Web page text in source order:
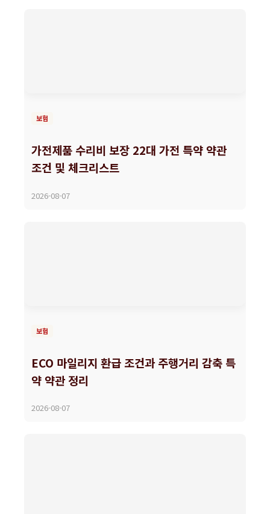
보험
가전제품 수리비 보장 22대 가전 특약 약관
조건 및 체크리스트
2026-08-07
보험
ECO 마일리지 환급 조건과 주행거리 감축 특
약 약관 정리
2026-08-07